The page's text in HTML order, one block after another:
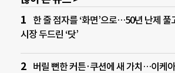
한 줄 점자를 ‘화면’으로…50년 난제 풀
시장 두드린 ‘닷’
버릴 뻔한 커튼·쿠션에 새 가치…이케